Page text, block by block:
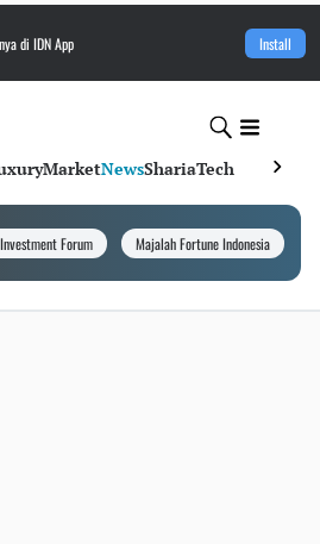
di IDN App Install
MarketNewsShariaTech
Forum Majalah Fortune Indonesia